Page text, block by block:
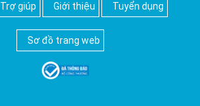
Trợ giúp Giới thiệu Tuyển dụng
Sơ đồ trang web